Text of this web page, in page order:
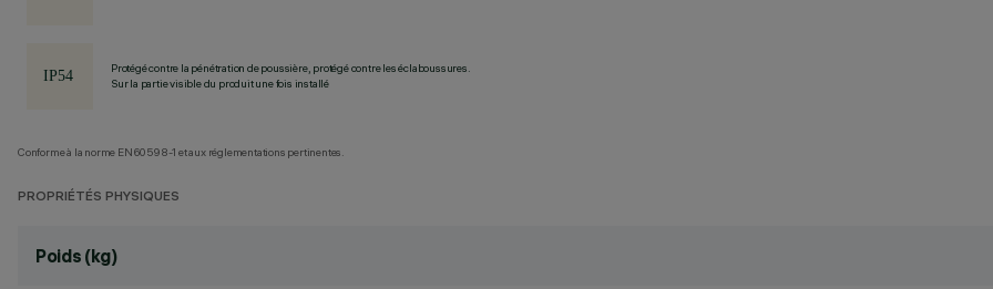
Protégé contre la pénétration de poussière, protégé contre les éclaboussures.
Sur la partie visible du produit une fois installé
Conforme à la norme EN60598-1 et aux réglementations pertinentes.
PROPRIÉTÉS PHYSIQUES
Poids (kg)